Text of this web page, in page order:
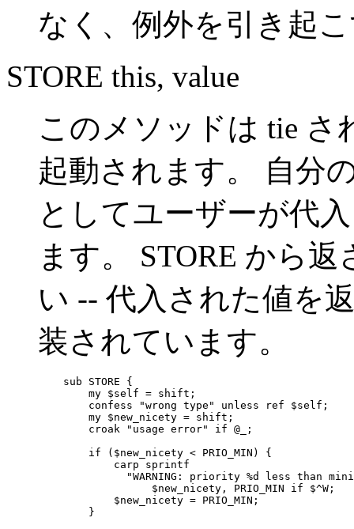
なく、例外を引き起
STORE this, value
このメソッドは tie さ
起動されます。 自分
としてユーザーが代
ます。 STORE から
い -- 代入された値を
装されています。
    sub STORE {
        my $self = shift;
        confess "wrong type" unless ref $self;
        my $new_nicety = shift;
        croak "usage error" if @_;
        if ($new_nicety < PRIO_MIN) {
            carp sprintf
"WARNING: priority %d less than
                  $new_nicety, PRIO_MIN if $^W;
            $new_nicety = PRIO_MIN;
        }